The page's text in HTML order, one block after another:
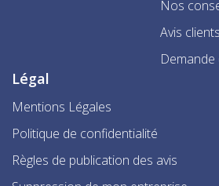
Nos
Avis clients
Légal
Mentions Légales
Politique de confidentialité
Règles de publication des avis